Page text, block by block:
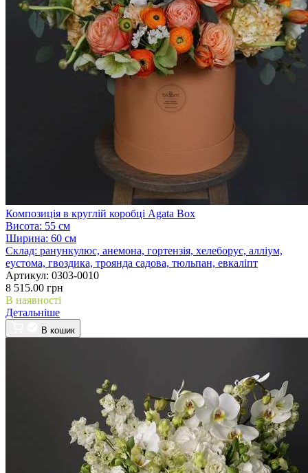
Композиція в круглій коробці Agata Box
Висота: 55 см
Ширина: 60 см
Склад: ранункулюс, анемона, гортензія, хелеборус, алліум,
еустома, гвоздика, троянда садова, тюльпан, евкаліпт
Артикул: 0303-0010
8 515.00 грн
В наявності
Детальніше
В кошик